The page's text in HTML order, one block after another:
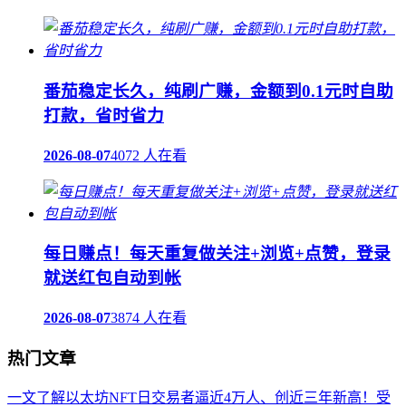
番茄稳定长久，纯刷广赚，金额到0.1元时自助
打款，省时省力
2026-08-074072 人在看
每日赚点！每天重复做关注+浏览+点赞，登录
就送红包自动到帐
2026-08-073874 人在看
热门文章
一文了解以太坊NFT日交易者逼近4万人、创近三年新高！受